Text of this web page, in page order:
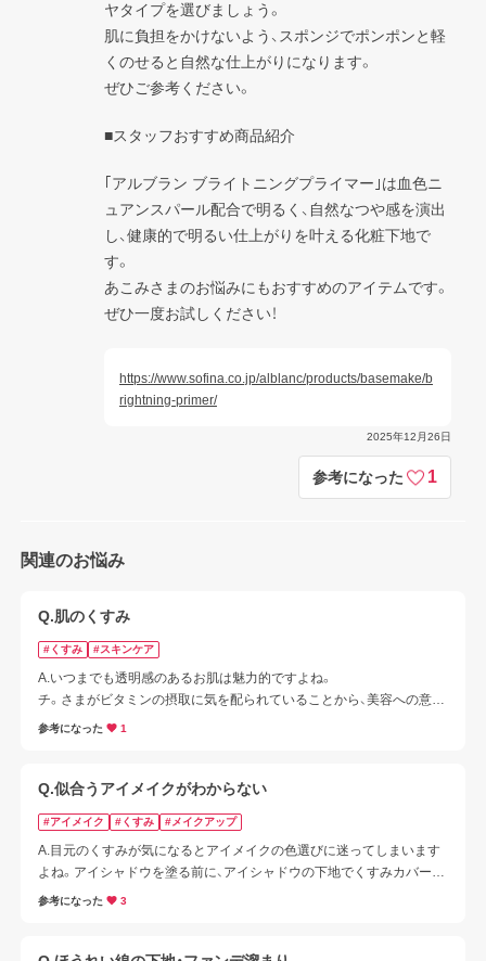
ヤタイプを選びましょう。
肌に負担をかけないよう、スポンジでポンポンと軽
くのせると自然な仕上がりになります。
ぜひご参考ください。
■スタッフおすすめ商品紹介
｢アルブラン ブライトニングプライマー｣は血色ニ
ュアンスパール配合で明るく、自然なつや感を演出
し、健康的で明るい仕上がりを叶える化粧下地で
す。
あこみさまのお悩みにもおすすめのアイテムです。
ぜひ一度お試しください！
https://www.sofina.co.jp/alblanc/products/basemake/b
rightning-primer/
2025年12月26日
参考になった 1
関連のお悩み
Q.肌のくすみ
#くすみ #スキンケア
A.いつまでも透明感のあるお肌は魅力的ですよね。
チ。さまがビタミンの摂取に気を配られていることから、美容への意識
が高いことが伝わってまいります。
■ くすみ対策【スキンケア】
参考になった 1
Q.似合うアイメイクがわからない
#アイメイク #くすみ #メイクアップ
A.目元のくすみが気になるとアイメイクの色選びに迷ってしまいます
よね。アイシャドウを塗る前に、アイシャドウの下地でくすみカバーし
てみてください。
参考になった 3